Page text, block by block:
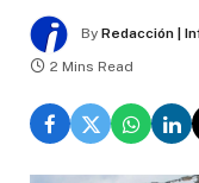
By Redacción |
2 Mins Read